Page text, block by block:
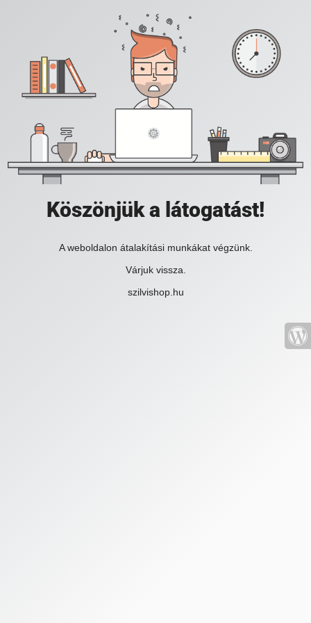
Köszönjük a látogatást!
A weboldalon átalakítási munkákat végzünk.
Várjuk vissza.
szilvishop.hu